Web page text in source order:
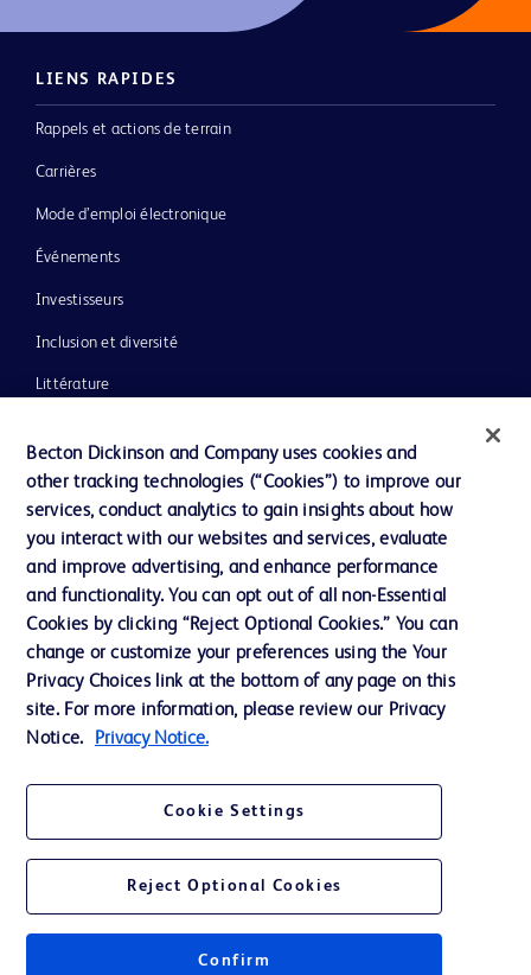
LIENS RAPIDES
Rappels et actions de terrain
Carrières
Mode d’emploi électronique
Événements
Investisseurs
Inclusion et diversité
Littérature
Notre entreprise
Éthique et conformité
Assistance
Nous contacter
Préférences en matière de cookies
Confidentialité
Accessibilité du site Web
© 2026 BD. Tous droits réservés. BD et le logo de BD sont des marques
Becton Dickinson and Company uses cookies and
other tracking technologies (“Cookies”) to improve our
services, conduct analytics to gain insights about how
you interact with our websites and services, evaluate
and improve advertising, and enhance performance
and functionality. You can opt out of all non-Essential
Cookies by clicking “Reject Optional Cookies.” You can
change or customize your preferences using the Your
Privacy Choices link at the bottom of any page on this
site. For more information, please review our Privacy
Notice.
Privacy Notice.
Cookie Settings
Reject Optional Cookies
Confirm